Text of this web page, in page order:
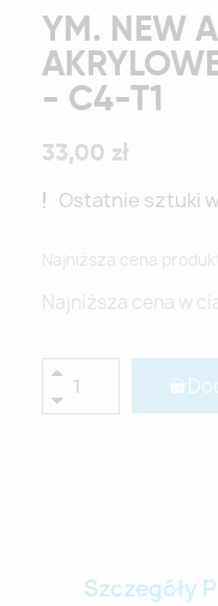
YM. NEW
- C4-T1
33,00 zł
Ostatnie sztuki
Najniższa cena
Najniższa cena w
Szczegóły